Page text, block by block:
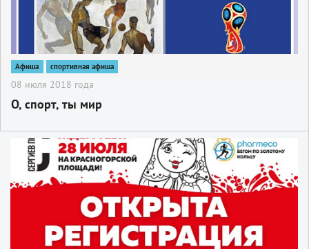
Афиша спортивная афиша
08 июля 2018 года
О, спорт, ты мир